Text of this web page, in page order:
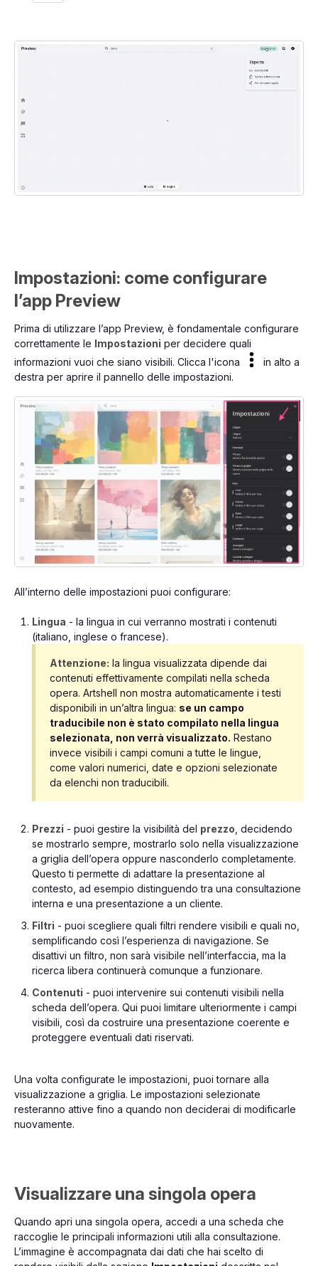
Impostazioni: come configurare
l’app Preview
Prima di utilizzare l’app Preview, è fondamentale configurare
correttamente le Impostazioni per decidere quali
informazioni vuoi che siano visibili. Clicca l'icona
in alto a
destra per aprire il pannello delle impostazioni.
All’interno delle impostazioni puoi configurare:
Lingua - la lingua in cui verranno mostrati i contenuti
(italiano, inglese o francese).
Attenzione: la lingua visualizzata dipende dai
contenuti effettivamente compilati nella scheda
opera. Artshell non mostra automaticamente i testi
disponibili in un’altra lingua: se un campo
traducibile non è stato compilato nella lingua
selezionata, non verrà visualizzato. Restano
invece visibili i campi comuni a tutte le lingue,
come valori numerici, date e opzioni selezionate
da elenchi non traducibili.
Prezzi - puoi gestire la visibilità del prezzo , decidendo
se mostrarlo sempre, mostrarlo solo nella visualizzazione
a griglia dell’opera oppure nasconderlo completamente.
Questo ti permette di adattare la presentazione al
contesto, ad esempio distinguendo tra una consultazione
interna e una presentazione a un cliente.
Filtri - puoi scegliere quali filtri rendere visibili e quali no,
semplificando così l’esperienza di navigazione. Se
disattivi un filtro, non sarà visibile nell’interfaccia, ma la
ricerca libera continuerà comunque a funzionare.
Contenuti - puoi intervenire sui contenuti visibili nella
scheda dell’opera. Qui puoi limitare ulteriormente i campi
visibili, così da costruire una presentazione coerente e
proteggere eventuali dati riservati.
Una volta configurate le impostazioni, puoi tornare alla
visualizzazione a griglia. Le impostazioni selezionate
resteranno attive fino a quando non deciderai di modificarle
nuovamente.
Visualizzare una singola opera
Quando apri una singola opera, accedi a una scheda che
raccoglie le principali informazioni utili alla consultazione.
L’immagine è accompagnata dai dati che hai scelto di